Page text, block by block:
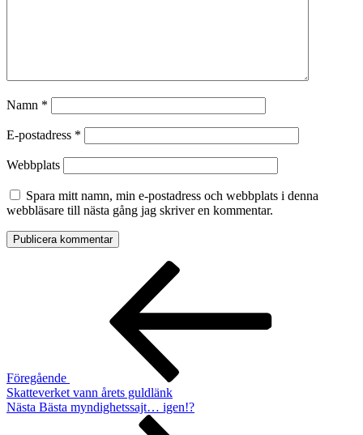
Namn *
E-postadress *
Webbplats
Spara mitt namn, min e-postadress och webbplats i denna
webbläsare till nästa gång jag skriver en kommentar.
Inläggsnavigering
Föregående
Skatteverket vann årets guldlänk
Nästa
Nästa Bästa myndighetssajt… igen!?